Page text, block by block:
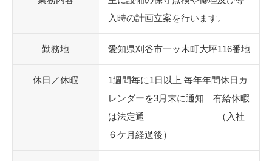
入時の計画立案を行います。
勤務地 愛知県刈谷市一ッ木町大坪116番地
休日／休暇
1週間毎に1日以上 毎年年間休日カ
レンダーを3月末に通知 有給休暇
は法定通 （入社
６ケ月経過後）